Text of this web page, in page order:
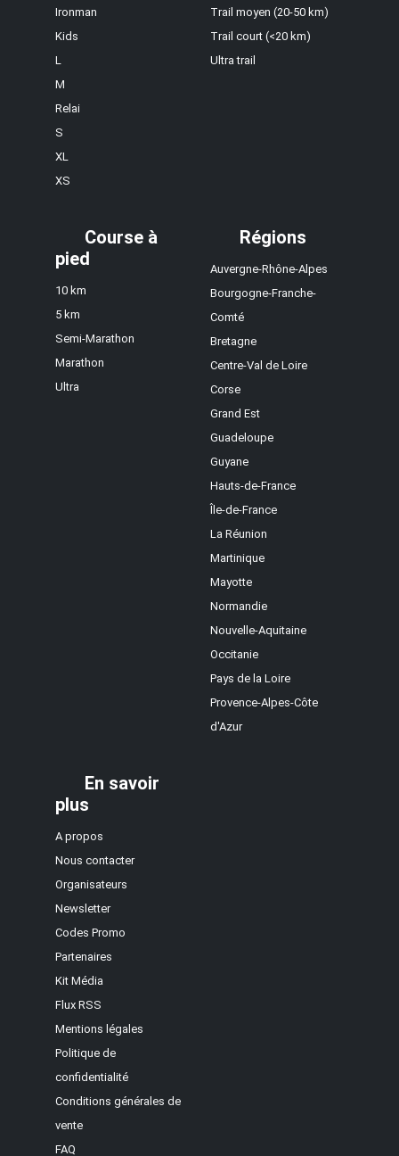
Ironman
Kids
L
M
Relai
S
XL
XS
Trail moyen (20-50 km)
Trail court (<20 km)
Ultra trail
Course à
pied
10 km
5 km
Semi-Marathon
Marathon
Ultra
Régions
Auvergne-Rhône-Alpes
Bourgogne-Franche-
Comté
Bretagne
Centre-Val de Loire
Corse
Grand Est
Guadeloupe
Guyane
Hauts-de-France
Île-de-France
La Réunion
Martinique
Mayotte
Normandie
Nouvelle-Aquitaine
Occitanie
Pays de la Loire
Provence-Alpes-Côte
d'Azur
En savoir
plus
A propos
Nous contacter
Organisateurs
Newsletter
Codes Promo
Partenaires
Kit Média
Flux RSS
Mentions légales
Politique de
confidentialité
Conditions générales de
vente
FAQ